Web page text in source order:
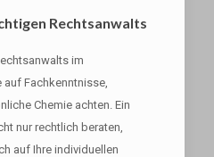
Rechtsanwalts
im
auf Fachkenntnisse,
Chemie achten. Ein
nur rechtlich beraten,
auf Ihre individuellen